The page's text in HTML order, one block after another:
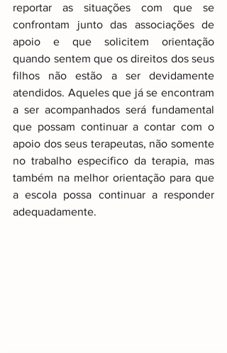
reportar as situações com que se
confrontam junto das associações de
apoio e que solicitem orientação
quando sentem que os direitos dos seus
filhos não estão a ser devidamente
atendidos. Aqueles que já se encontram
a ser acompanhados será fundamental
que possam continuar a contar com o
apoio dos seus terapeutas, não somente
no trabalho especifico da terapia, mas
também na melhor orientação para que
a escola possa continuar a responder
adequadamente.